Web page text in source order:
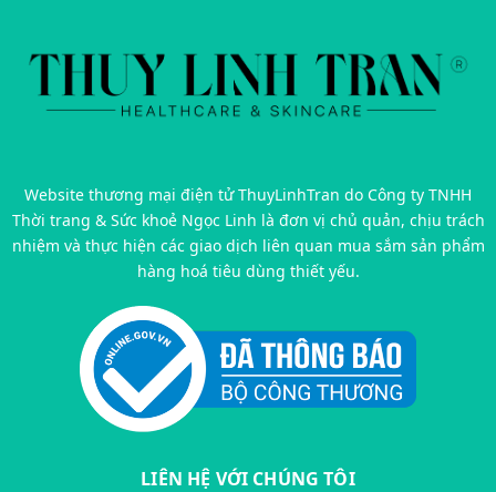
Website thương mại điện tử ThuyLinhTran do Công ty TNHH
Thời trang & Sức khoẻ Ngọc Linh là đơn vị chủ quản, chịu trách
nhiệm và thực hiện các giao dịch liên quan mua sắm sản phẩm
hàng hoá tiêu dùng thiết yếu.
LIÊN HỆ VỚI CHÚNG TÔI